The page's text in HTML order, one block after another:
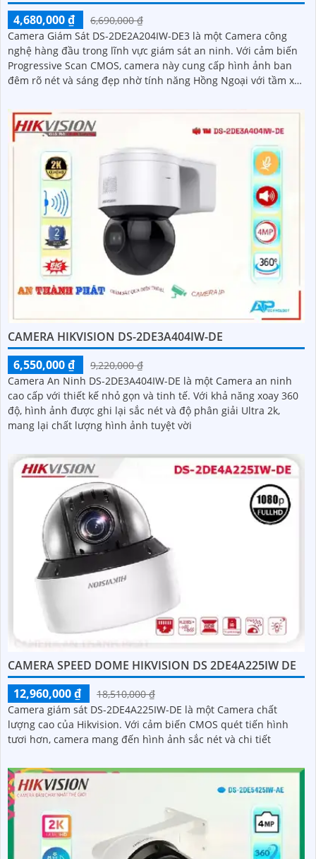
4,680,000 ₫
6,690,000 ₫
Camera Giám Sát DS-2DE2A204IW-DE3 là một Camera công
nghệ hàng đầu trong lĩnh vực giám sát an ninh. Với cảm biến
Progressive Scan CMOS, camera này cung cấp hình ảnh ban
đêm rõ nét và sáng đẹp nhờ tính năng Hồng Ngoại với tầm xa
CAMERA HIKVISION DS-2DE3A404IW-DE
6,550,000 ₫
9,220,000 ₫
Camera An Ninh DS-2DE3A404IW-DE là một Camera an ninh
cao cấp với thiết kế nhỏ gọn và tinh tế. Với khả năng xoay 360
độ, hình ảnh được ghi lại sắc nét và độ phân giải Ultra 2k,
mang lại chất lượng hình ảnh tuyệt vời
CAMERA SPEED DOME HIKVISION DS 2DE4A225IW DE
12,960,000 ₫
18,510,000 ₫
Camera giám sát DS-2DE4A225IW-DE là một Camera chất
lượng cao của Hikvision. Với cảm biến CMOS quét tiến hình
tươi hơn, camera mang đến hình ảnh sắc nét và chi tiết